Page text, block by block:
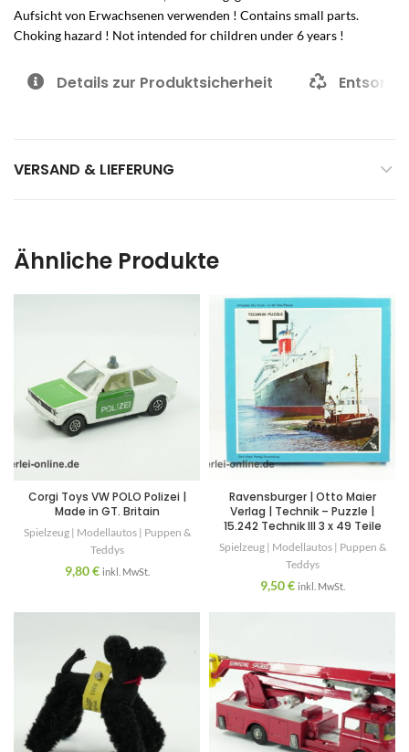
Aufsicht von Erwachsenen verwenden ! Contains small parts.
Choking hazard ! Not intended for children under 6 years !
Details zur Produktsicherheit
VERSAND & LIEFERUNG
Ähnliche Produkte
Corgi Toys VW POLO Polizei |
Made in GT. Britain
Spielzeug | Modellautos | Puppen &
Teddys
9,80€ inkl. MwSt.
Ravensburger | Otto Maier
Verlag | Technik – Puzzle |
15.242 Technik III 3 x 49 Teile
Spielzeug | Modellautos | Puppen &
Teddys
9,50€ inkl. MwSt.